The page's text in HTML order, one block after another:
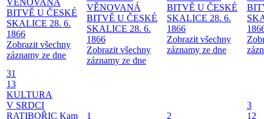
BITVĚ U ČESKÉ
SKALICE 28. 6.
1866
Zobrazit všechny
záznamy ze dne
VĚNOVANÁ
BITVĚ U ČESKÉ
SKALICE 28. 6.
1866
Zobrazit všechny
záznamy ze dne
BITVĚ U ČESKÉ
SKALICE 28. 6.
1866
Zobrazit všechny
záznamy ze dne
31
13
KULTURA
V SRDCI
RATIBOŘIC Kam 1 2
3
12